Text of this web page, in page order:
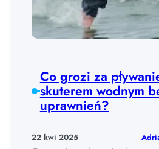
Co grozi za
skuterem wodnym
uprawnień?
22 kwi 2025